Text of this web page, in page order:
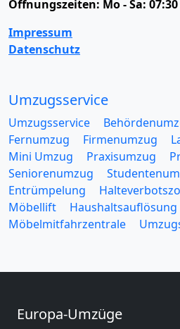
Öffnungszeiten: Mo - Sa:
Impressum
Datenschutz
Umzugsservice
Umzugsservice
Fernumzug
Firmenumzug
Mini Umzug
Praxisumzug
Seniorenumzug
Entrümpelung
Möbellift
Haushaltsauflösung
Möbelmitfahrzentrale
Europa-Umzüge